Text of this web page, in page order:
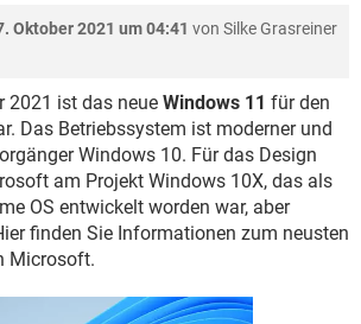
TIKTOK
HARDWARE
STREAMING
INSTAGRAM
TIKTOK
HARDWARE
STREAMING
IOS
INSTAGRAM
TIKTOK
Oktober 2021 um 04:41 von Silke Grasreiner
2021 ist das neue Windows 11 für den
Das Betriebssystem ist moderner und
Windows 10. Für das Design
am Projekt Windows 10X, das als
OS entwickelt worden war, aber
finden Sie Informationen zum neusten
Microsoft.